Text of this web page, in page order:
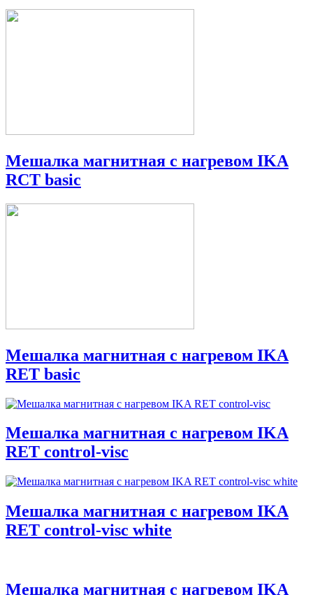
Мешалка магнитная с нагревом IKA
RCT basic
Мешалка магнитная с нагревом IKA
RET basic
Мешалка магнитная с нагревом IKA
RET control-visc
Мешалка магнитная с нагревом IKA
RET control-visc white
Мешалка магнитная с нагревом IKA